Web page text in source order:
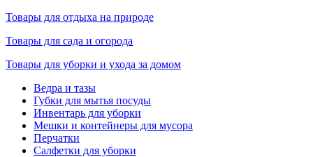
Товары для отдыха на природе
Товары для сада и огорода
Товары для уборки и ухода за домом
Ведра и тазы
Губки для мытья посуды
Инвентарь для уборки
Мешки и контейнеры для мусора
Перчатки
Салфетки для уборки